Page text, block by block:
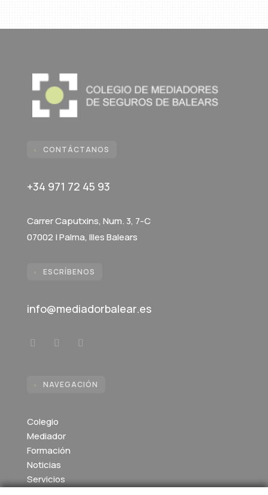
CONTÁCTANOS
+34 971 72 45 93
Carrer Caputxins, Num. 3, 7-C
07002 | Palma, Illes Balears
ESCRÍBENOS
info@mediadorbalear.es
NAVEGACIÓN
Colegio
Mediador
Formación
Noticias
Servicios